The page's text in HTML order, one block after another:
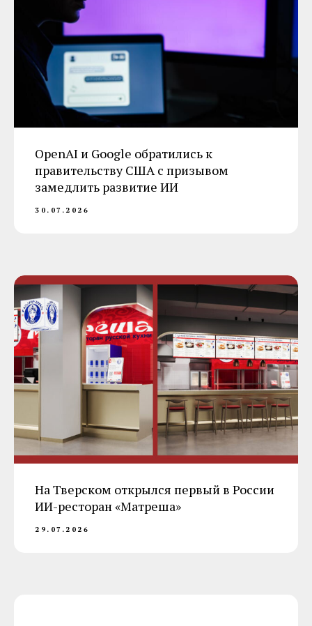
OpenAI и Google обратились к
правительству США с призывом
замедлить развитие ИИ
30.07.2026
На Тверском открылся первый в России
ИИ-ресторан «Матреша»
29.07.2026